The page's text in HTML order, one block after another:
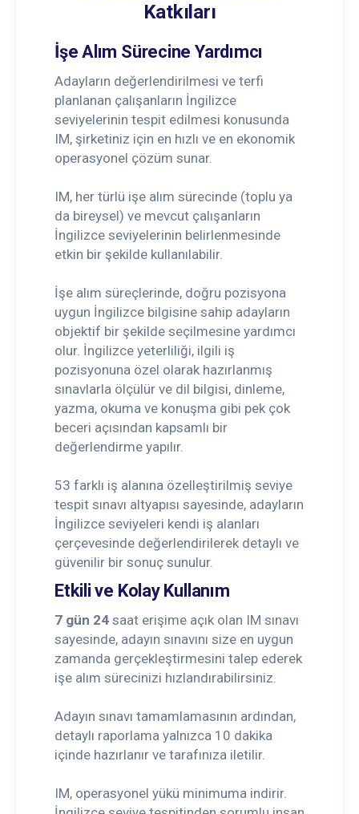
Katkıları
İşe Alım Sürecine Yardımcı
Adayların değerlendirilmesi ve terfi
planlanan çalışanların İngilizce
seviyelerinin tespit edilmesi konusunda
IM, şirketiniz için en hızlı ve en ekonomik
operasyonel çözüm sunar.
IM, her türlü işe alım sürecinde (toplu ya
da bireysel) ve mevcut çalışanların
İngilizce seviyelerinin belirlenmesinde
etkin bir şekilde kullanılabilir.
İşe alım süreçlerinde, doğru pozisyona
uygun İngilizce bilgisine sahip adayların
objektif bir şekilde seçilmesine yardımcı
olur. İngilizce yeterliliği, ilgili iş
pozisyonuna özel olarak hazırlanmış
sınavlarla ölçülür ve dil bilgisi, dinleme,
yazma, okuma ve konuşma gibi pek çok
beceri açısından kapsamlı bir
değerlendirme yapılır.
53 farklı iş alanına özelleştirilmiş seviye
tespit sınavı altyapısı sayesinde, adayların
İngilizce seviyeleri kendi iş alanları
çerçevesinde değerlendirilerek detaylı ve
güvenilir bir sonuç sunulur.
Etkili ve Kolay Kullanım
7 gün 24 saat erişime açık olan IM sınavı
sayesinde, adayın sınavını size en uygun
zamanda gerçekleştirmesini talep ederek
işe alım sürecinizi hızlandırabilirsiniz.
Adayın sınavı tamamlamasının ardından,
detaylı raporlama yalnızca 10 dakika
içinde hazırlanır ve tarafınıza iletilir.
IM, operasyonel yükü minimuma indirir.